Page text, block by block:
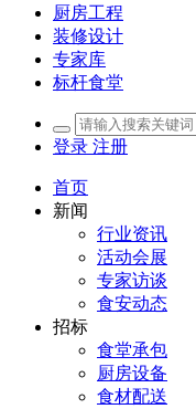
厨房工程
装修设计
专家库
标杆食堂
登录 注册
首页
新闻
行业资讯
活动会展
专家访谈
食安动态
招标
食堂承包
厨房设备
食材配送